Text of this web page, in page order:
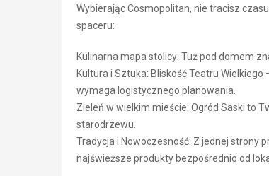
Wybierając Cosmopolitan, nie tracisz
spaceru:
Kulinarna mapa stolicy: Tuż pod domem
Kultura i Sztuka: Bliskość Teatru
wymaga logistycznego planowania.
Zieleń w wielkim mieście: Ogród Saski to
starodrzewu.
Tradycja i Nowoczesność: Z jednej strony
najświeższe produkty bezpośrednio od